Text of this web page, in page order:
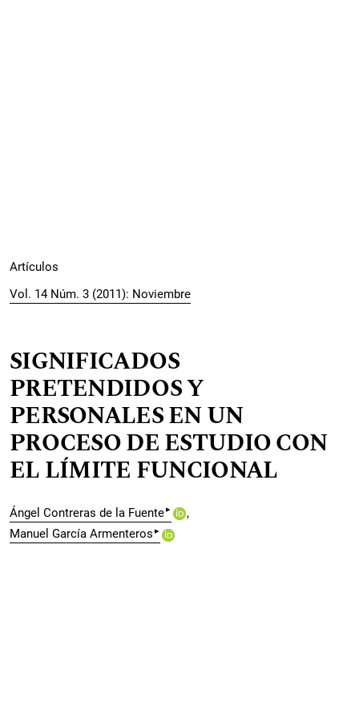
Artículos
Vol. 14 Núm. 3 (2011): Noviembre
SIGNIFICADOS
PRETENDIDOS Y
PERSONALES EN UN
PROCESO DE ESTUDIO CON
EL LÍMITE FUNCIONAL
Ángel Contreras de la Fuente▸
Manuel García Armenteros ▸